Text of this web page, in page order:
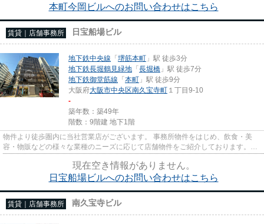
本町今岡ビルへのお問い合わせはこちら
賃貸｜店舗事務所 日宝船場ビル
地下鉄中央線 「堺筋本町 」駅 徒歩3分
地下鉄長堀鶴見緑地 「長堀橋 」駅 徒歩7分
地下鉄御堂筋線 「本町 」駅 徒歩9分
大阪府大阪市中央区南久宝寺町 １丁目9-10
-
築年数：築49年
階数：9階建 地下1階
物件より徒歩圏内に当社営業店がございます。 事務所物件をはじめ、飲食・美
容・物販などの様々な業種のニーズに応じて店舗物件をご紹介しております。
尚、弊社ではおとり広告は一切...
現在空き情報がありません。
日宝船場ビルへのお問い合わせはこちら
賃貸｜店舗事務所 南久宝寺ビル